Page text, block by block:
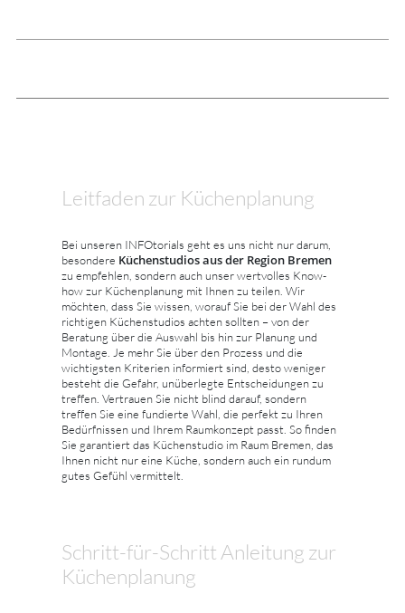
Leitfaden zur Küchenplanung
Bei unseren INFOtorials geht es uns nicht nur darum,
besondere Küchenstudios aus der Region Bremen
zu empfehlen, sondern auch unser wertvolles Know-
how zur Küchenplanung mit Ihnen zu teilen. Wir
möchten, dass Sie wissen, worauf Sie bei der Wahl des
richtigen Küchenstudios achten sollten – von der
Beratung über die Auswahl bis hin zur Planung und
Montage. Je mehr Sie über den Prozess und die
wichtigsten Kriterien informiert sind, desto weniger
besteht die Gefahr, unüberlegte Entscheidungen zu
treffen. Vertrauen Sie nicht blind darauf, sondern
treffen Sie eine fundierte Wahl, die perfekt zu Ihren
Bedürfnissen und Ihrem Raumkonzept passt. So finden
Sie garantiert das Küchenstudio im Raum Bremen, das
Ihnen nicht nur eine Küche, sondern auch ein rundum
gutes Gefühl vermittelt.
Schritt-für-Schritt Anleitung zur
Küchenplanung